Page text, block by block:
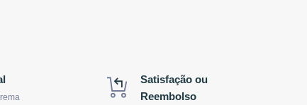
Satisfação ou
Reembolso